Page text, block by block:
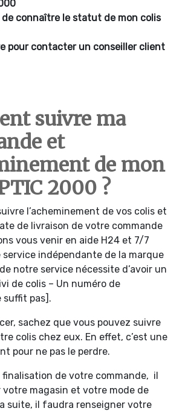
de connaître le statut de mon colis
pour contacter un conseiller client
suivre ma
et
de mon
2000 ?
l’acheminement de vos colis et
de livraison de votre commande
vous venir en aide H24 et 7/7
indépendante de la marque
notre service nécessite d’avoir un
de colis – Un numéro de
suffit pas].
sachez que vous pouvez suivre
colis chez eux. En effet, c’est une
pour ne pas le perdre.
finalisation de votre commande, il
magasin et votre mode de
suite, il faudra renseigner votre